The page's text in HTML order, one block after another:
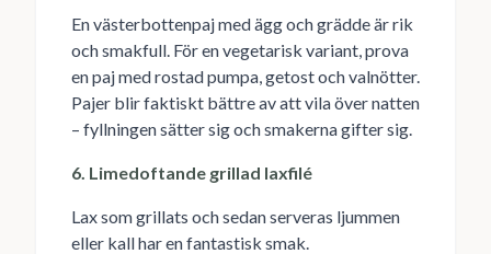
En västerbottenpaj med ägg och grädde är rik
och smakfull. För en vegetarisk variant, prova
en paj med rostad pumpa, getost och valnötter.
Pajer blir faktiskt bättre av att vila över natten
– fyllningen sätter sig och smakerna gifter sig.
6. Limedoftande grillad laxfilé
Lax som grillats och sedan serveras ljummen
eller kall har en fantastisk smak.